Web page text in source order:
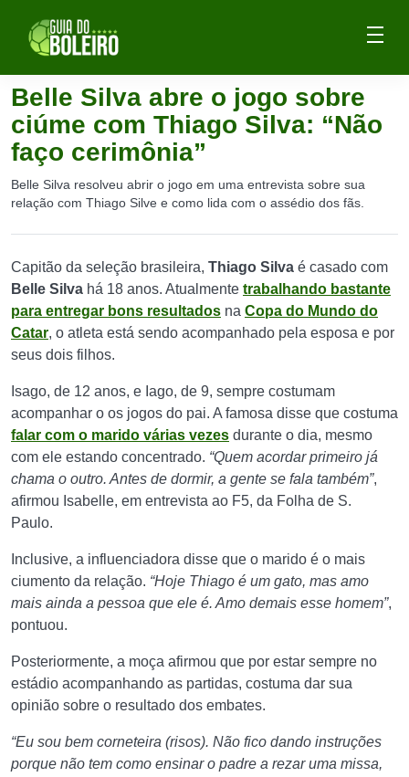
Belle Silva abre o jogo sobre
ciúme com Thiago Silva: “Não
faço cerimônia”
Belle Silva resolveu abrir o jogo em uma entrevista sobre sua
relação com Thiago Silve e como lida com o assédio dos fãs.
Capitão da seleção brasileira, Thiago Silva é casado com
Belle Silva há 18 anos. Atualmente trabalhando bastante
para entregar bons resultados na Copa do Mundo do
Catar, o atleta está sendo acompanhado pela esposa e por
seus dois filhos.
Isago, de 12 anos, e Iago, de 9, sempre costumam
acompanhar o os jogos do pai. A famosa disse que costuma
falar com o marido várias vezes durante o dia, mesmo
com ele estando concentrado. “Quem acordar primeiro já
chama o outro. Antes de dormir, a gente se fala também”,
afirmou Isabelle, em entrevista ao F5, da Folha de S.
Paulo.
Inclusive, a influenciadora disse que o marido é o mais
ciumento da relação. “Hoje Thiago é um gato, mas amo
mais ainda a pessoa que ele é. Amo demais esse homem”,
pontuou.
Posteriormente, a moça afirmou que por estar sempre no
estádio acompanhando as partidas, costuma dar sua
opinião sobre o resultado dos embates.
“Eu sou bem corneteira (risos). Não fico dando instruções
porque não tem como ensinar o padre a rezar uma missa,